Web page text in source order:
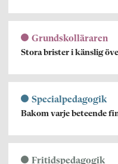
Grundskolläraren
Stora brister i känslig
Specialpedagogik
Bakom varje beteende
Fritidspedagogik